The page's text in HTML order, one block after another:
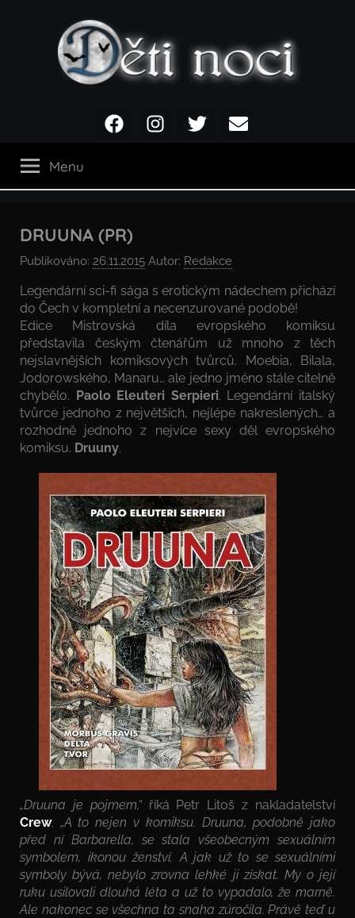
noci
FacebookInstagramTwitter Email
Menu
DRUUNA (PR)
Publikováno: 26.11.2015 Autor: Redakce
Legendární sci-fi sága s erotickým nádechem přichází
do Čech v kompletní a necenzurované podobě!
Edice Mistrovská díla evropského komiksu
představila českým čtenářům už mnoho z těch
nejslavnějších komiksových tvůrců. Moebia, Bilala,
Jodorowského, Manaru… ale jedno jméno stále citelně
chybělo. Paolo Eleuteri Serpieri. Legendární italský
tvůrce jednoho z největších, nejlépe nakreslených… a
rozhodně jednoho z nejvíce sexy děl evropského
komiksu. Druuny.
„Druuna je pojmem,“říká Petr Litoš z nakladatelství
Crew. „A to nejen v komiksu. Druuna, podobně jako
před ní Barbarella, se stala všeobecným sexuálním
symbolem, ikonou ženství. A jak už to se sexuálními
symboly bývá, nebylo zrovna lehké ji získat. My o její
ruku usilovali dlouhá léta a už to vypadalo, že marně.
Ale nakonec se všechna ta snaha zúročila. Právě teď u